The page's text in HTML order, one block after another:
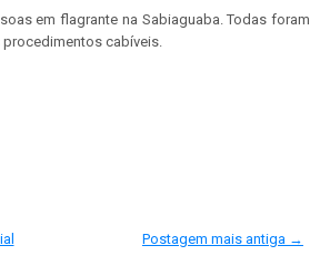
em flagrante na Sabiaguaba. Todas foram
cabíveis.
Postagem mais antiga →